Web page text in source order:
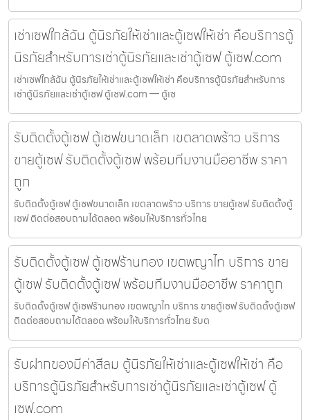
เช่าเซฟใกล้ฉัน ตู้นิรภัยให้เช่าและตู้เซฟให้เช่า คือบริการตู้
นิรภัยสำหรับการเช่าตู้นิรภัยและเช่าตู้เซฟ ตู้เซฟ.com
เช่าเซฟใกล้ฉัน ตู้นิรภัยให้เช่าและตู้เซฟให้เช่า คือบริการตู้นิรภัยสำหรับการ
เช่าตู้นิรภัยและเช่าตู้เซฟ ตู้เซฟ.com — ตู้เซ
รับติดตั้งตู้เซฟ ตู้เซฟขนาดเล็ก เขตลาดพร้าว บริการ
ขายตู้เซฟ รับติดตั้งตู้เซฟ พร้อมทีมงานมืออาชีพ ราคา
ถูก
รับติดตั้งตู้เซฟ ตู้เซฟขนาดเล็ก เขตลาดพร้าว บริการ ขายตู้เซฟ รับติดตั้งตู้
เซฟ ติดต่อสอบถามได้ตลอด พร้อมให้บริการทั่วไทย
รับติดตั้งตู้เซฟ ตู้เซฟร้านทอง เขตพญาไท บริการ ขาย
ตู้เซฟ รับติดตั้งตู้เซฟ พร้อมทีมงานมืออาชีพ ราคาถูก
รับติดตั้งตู้เซฟ ตู้เซฟร้านทอง เขตพญาไท บริการ ขายตู้เซฟ รับติดตั้งตู้เซฟ
ติดต่อสอบถามได้ตลอด พร้อมให้บริการทั่วไทย รับต
รับฝากของมีค่าสีลม ตู้นิรภัยให้เช่าและตู้เซฟให้เช่า คือ
บริการตู้นิรภัยสำหรับการเช่าตู้นิรภัยและเช่าตู้เซฟ ตู้
เซฟ.com